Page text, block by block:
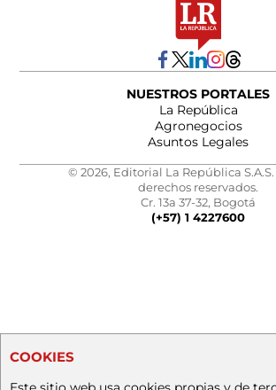
NUESTROS PORTALES
La República
Agronegocios
Asuntos Legales
© 2026, Editorial La República S.A.S.
derechos reservados.
Cr. 13a 37-32, Bogotá
(+57) 1 4227600
COOKIES